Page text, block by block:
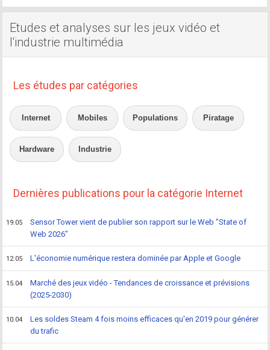
Etudes et analyses sur les jeux vidéo et
l'industrie multimédia
Les études par catégories
Internet Mobiles Populations Piratage
Hardware Industrie
Dernières publications pour la catégorie Internet
19.05
Sensor Tower vient de publier son rapport sur le Web "State of
Web 2026"
12.05 L'économie numérique restera dominée par Apple et Google
15.04
Marché des jeux vidéo - Tendances de croissance et prévisions
(2025-2030)
10.04
Les soldes Steam 4 fois moins efficaces qu'en 2019 pour générer
du trafic